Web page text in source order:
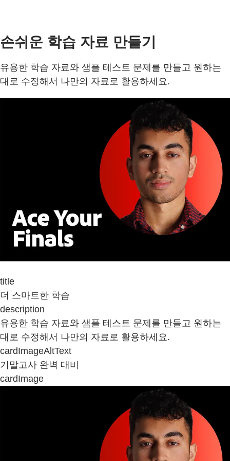
손쉬운 학습 자료 만들기
유용한 학습 자료와 샘플 테스트 문제를 만들고 원하는
대로 수정해서 나만의 자료로 활용하세요.
title
더 스마트한 학습
description
유용한 학습 자료와 샘플 테스트 문제를 만들고 원하는
대로 수정해서 나만의 자료로 활용하세요.
cardImageAltText
기말고사 완벽 대비
cardImage